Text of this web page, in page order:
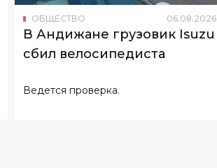
ОБЩЕСТВО 06.08.2026
В Андижане грузовик Isuzu
сбил велосипедиста
Ведется проверка.